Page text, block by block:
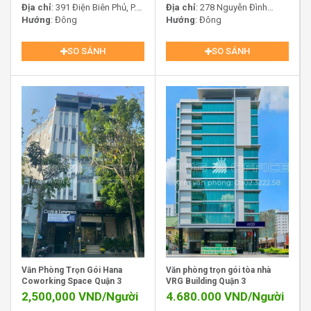
dàng lựa chọn không gian làm việc phù hợp.
Tầng và các khu vực chung: Pearl 5 Center có
nhiều tầng văn phòng được thiết kế hiện đại, thoáng
mát và đầy đủ tiện nghi, tạo không gian làm việc lý
tưởng cho nhân viên và các cuộc họp.
Pearl 5 Center Quận 3 Full nội thất
2. Thiết kế tối ưu và hiện đại:
Địa chỉ: 391 Điện Biên Phủ, P.
Bàn Cờ, TP.HCM
Hướng : Đông
SO SÁNH
Địa chỉ: 278 Nguyễn Đình
Chiểu, Phường Xuân Hòa, Quận
Hướng : Đông
SO SÁNH
Văn Phòng Trọn Gói Hana
Coworking Space Quận 3
2,500,000 VND/Người
Văn phòng trọn gói tòa nhà
VRG Building Quận 3
4.680.000 VND/Người